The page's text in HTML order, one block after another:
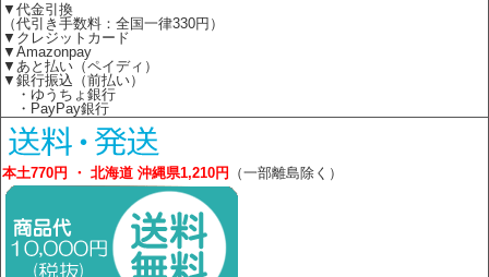
▼代金引換
（代引き手数料：全国一律330円）
▼クレジットカード
▼Amazonpay
▼あと払い（ペイディ）
▼銀行振込（前払い）
・ゆうちょ銀行
・PayPay銀行
本土770円 ・ 北海道 沖縄県1,210円 （一部離島除く）